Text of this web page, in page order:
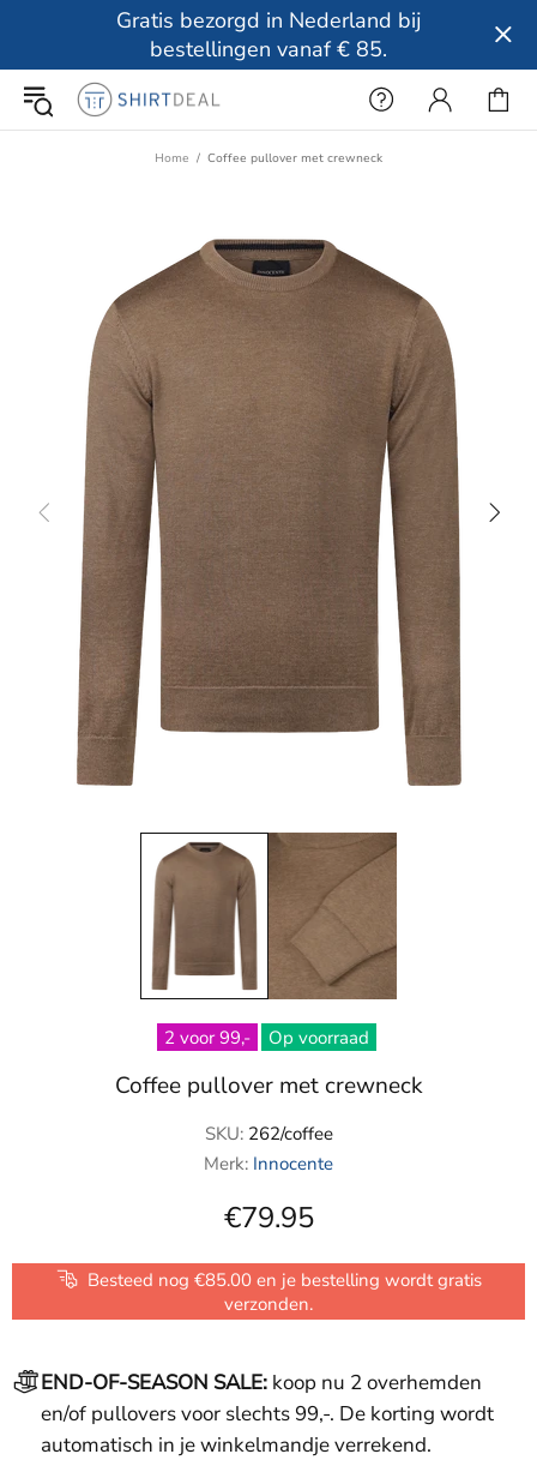
Gratis bezorgd in Nederland bij
bestellingen vanaf € 85.
Home Coffee pullover met crewneck
2 voor 99,- Op voorraad
Coffee pullover met crewneck
SKU: 262/coffee
Merk: Innocente
€79.95
Besteed nog €85.00 en je bestelling wordt gratis
verzonden.
END-OF-SEASON SALE: koop nu 2 overhemden
en/of pullovers voor slechts 99,-. De korting wordt
automatisch in je winkelmandje verrekend.